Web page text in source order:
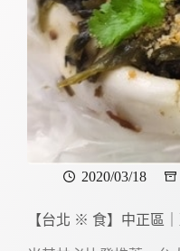
2020/03/18
【台北 ※ 食】中正區